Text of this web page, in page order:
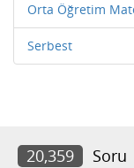
Orta Öğretim
Serbest
20,359 Soru